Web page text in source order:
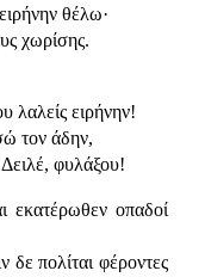
θέλω·
χωρίσης.
λαλείς ειρήνην!
τον άδην,
φυλάξου!
εκατέρωθεν οπαδοί
δε πολίται φέροντες